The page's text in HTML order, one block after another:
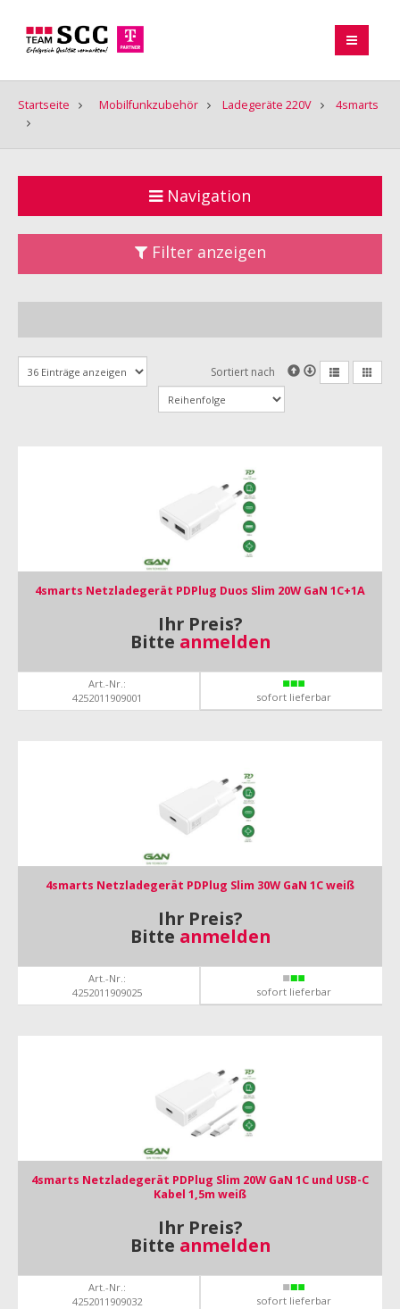
Startseite Mobilfunkzubehör Ladegeräte 220V 4smarts
Navigation
Filter anzeigen
Sortiert nach
4smarts Netzladegerät PDPlug Duos Slim 20W GaN 1C+1A
Ihr Preis?
Bitte anmelden
Art.-Nr.:
4252011909001
sofort lieferbar
4smarts Netzladegerät PDPlug Slim 30W GaN 1C weiß
Ihr Preis?
Bitte anmelden
Art.-Nr.:
4252011909025
sofort lieferbar
4smarts Netzladegerät PDPlug Slim 20W GaN 1C und USB-C
Kabel 1,5m weiß
Ihr Preis?
Bitte anmelden
Art.-Nr.:
4252011909032
sofort lieferbar